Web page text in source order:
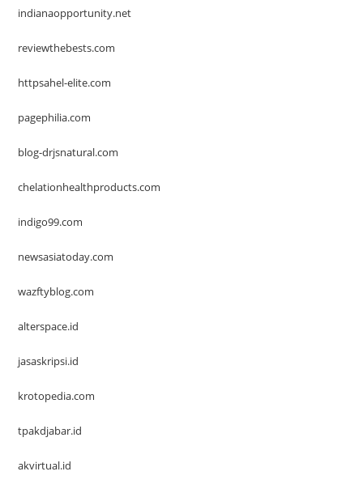
indianaopportunity.net
reviewthebests.com
httpsahel-elite.com
pagephilia.com
blog-drjsnatural.com
chelationhealthproducts.com
indigo99.com
newsasiatoday.com
wazftyblog.com
alterspace.id
jasaskripsi.id
krotopedia.com
tpakdjabar.id
akvirtual.id